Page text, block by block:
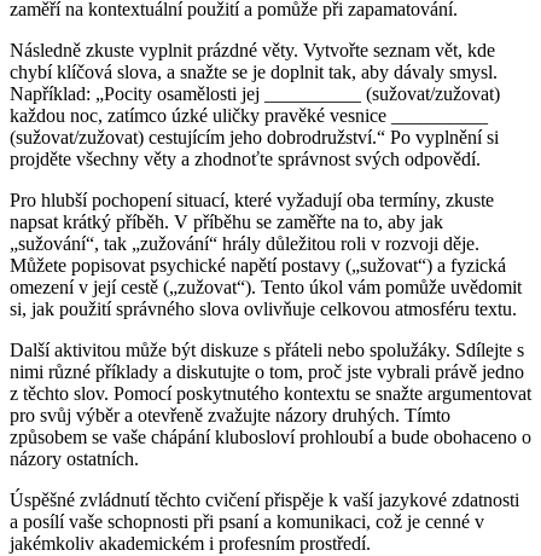
zaměří na kontextuální použití a pomůže při zapamatování.
Následně zkuste vyplnit prázdné věty. Vytvořte seznam vět, kde
chybí klíčová slova, a snažte se je doplnit tak, aby dávaly smysl.
Například: „Pocity osamělosti jej __________ (sužovat/zužovat)
každou noc, zatímco úzké uličky pravěké vesnice __________
(sužovat/zužovat) cestujícím jeho dobrodružství.“ Po vyplnění si
projděte všechny věty a zhodnoťte správnost svých odpovědí.
Pro hlubší pochopení situací, které vyžadují oba termíny, zkuste
napsat krátký příběh. V příběhu se zaměřte na to, aby jak
„sužování“, tak „zužování“ hrály důležitou roli v rozvoji děje.
Můžete popisovat psychické napětí postavy („sužovat“) a fyzická
omezení v její cestě („zužovat“). Tento úkol vám pomůže uvědomit
si, jak použití správného slova ovlivňuje celkovou atmosféru textu.
Další aktivitou může být diskuze s přáteli nebo spolužáky. Sdílejte s
nimi různé příklady a diskutujte o tom, proč jste vybrali právě jedno
z těchto slov. Pomocí poskytnutého kontextu se snažte argumentovat
pro svůj výběr a otevřeně zvažujte názory druhých. Tímto
způsobem se vaše chápání klubosloví prohloubí a bude obohaceno o
názory ostatních.
Úspěšné zvládnutí těchto cvičení přispěje k vaší jazykové zdatnosti
a posílí vaše schopnosti při psaní a komunikaci, což je cenné v
jakémkoliv akademickém i profesním prostředí.